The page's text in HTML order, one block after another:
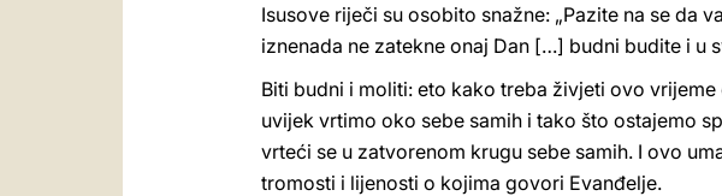
Isusove riječi su osobito snažne: „Pazite na se da
iznenada ne zatekne onaj Dan […] budni budite i u
Biti budni i moliti: eto kako treba živjeti ovo
uvijek vrtimo oko sebe samih i tako što ostajemo
vrteći se u zatvorenom krugu sebe samih. I ovo
tromosti i lijenosti o kojima govori Evanđelje.